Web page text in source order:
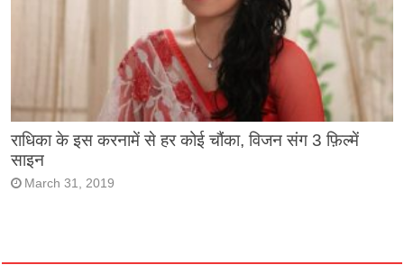
राधिका के इस करनामें से हर कोई चौंका, विजन संग 3 फ़िल्में
साइन
March 31, 2019